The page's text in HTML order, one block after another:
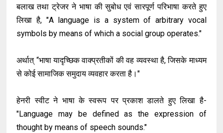
बलाख तथा ट्रेजर ने भाषा की सुबोध एवं सारपूर्ण परिभाषा करते हुए
लिखा है, "A language is a system of arbitrary vocal
symbols by means of which a social group operates."
अर्थात् “भाषा यादृच्छिक वाक्प्रतीकों की वह व्यवस्था है, जिसके माध्यम
से कोई सामाजिक समुदाय व्यवहार करता है।"
हेनरी स्वीट ने भाषा के स्वरूप पर प्रकाश डालते हुए लिखा है-
"Language may be defined as the expression of
thought by means of speech sounds."